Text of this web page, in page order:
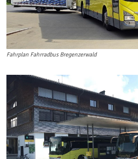
Fahrplan Fahrradbus Bregenzerwald